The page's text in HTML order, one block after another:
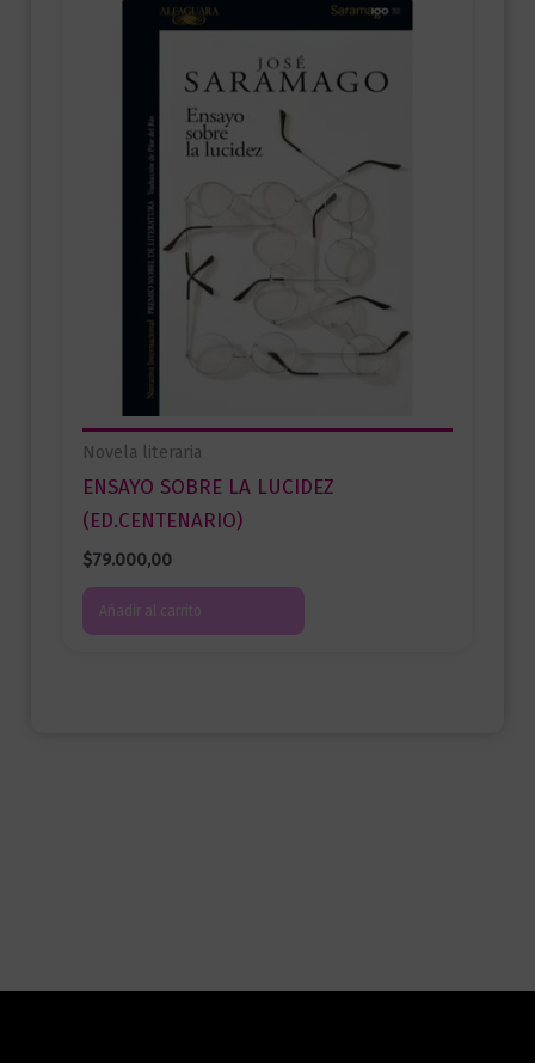
Novela literaria
ENSAYO SOBRE LA LUCIDEZ
(ED.CENTENARIO)
$79.000,00
Añadir al carrito